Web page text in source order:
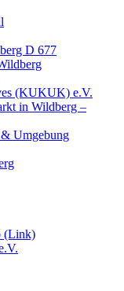
D 677
(KUKUK) e.V.
in Wildberg –
Umgebung
(Link)